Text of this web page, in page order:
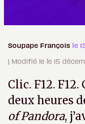
Soupape François le
| Modifié le le 15
Clic. F12. F12.
deux heures
of Pandora,